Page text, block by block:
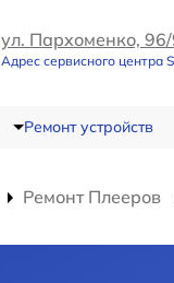
ул. Пархоменко,
Адрес сервисного центра
Ремонт устройств
Ремонт Плееров